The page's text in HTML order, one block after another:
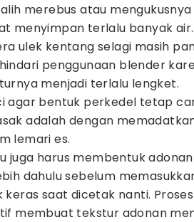
merebus atau
menyimpan terlalu banyak air.
ulek kentang selagi masih
penggunaan blender
menjadi terlalu lengket.
agar bentuk perkedel tetap
adalah dengan
lemari es.
juga harus membentuk
dahulu sebelum
keras saat dicetak nanti.
membuat tekstur adonan